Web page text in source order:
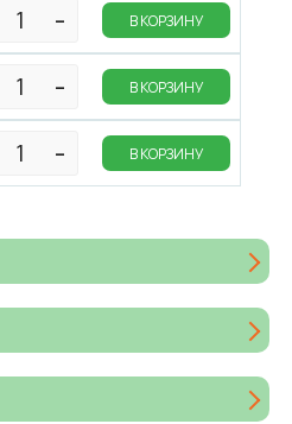
В КОРЗИНУ
В КОРЗИНУ
В КОРЗИНУ